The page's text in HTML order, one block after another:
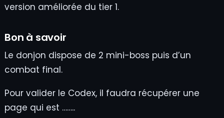
version améliorée du tier 1.
Bon à savoir
Le donjon dispose de 2 mini-boss puis d’un
combat final.
Pour valider le Codex, il faudra récupérer une
page qui est ……..